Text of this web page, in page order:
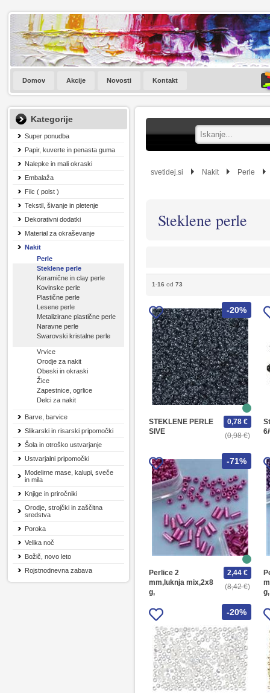
Domov Akcije Novosti Kontakt
Kategorije
Super ponudba
Papir, kuverte in penasta guma
Nalepke in mali okraski
Embalaža
Filc ( polst )
Tekstil, šivanje in pletenje
Dekorativni dodatki
Material za okraševanje
Nakit
Perle
Steklene perle
Keramične in clay perle
Kovinske perle
Plastične perle
Lesene perle
Metalizirane plastične perle
Naravne perle
Swarovski kristalne perle
Vrvice
Orodje za nakit
Obeski in okraski
Žice
Zapestnice, ogrlice
Delci za nakit
Barve, barvice
Slikarski in risarski pripomočki
Šola in otroško ustvarjanje
Ustvarjalni pripomočki
Modelirne mase, kalupi, sveče
in mila
Knjige in priročniki
Orodje, strojčki in zaščitna
sredstva
Poroka
Velika noč
Božič, novo leto
Rojstnodnevna zabava
svetidej.si Nakit Perle
Steklene perle
1-16 od 73
-20%
STEKLENE PERLE
SIVE
0,98 €
0,78 €
-71%
Perlice 2
mm,luknja mix,2x8
g,
8,42 €
2,44 €
g,
-20%